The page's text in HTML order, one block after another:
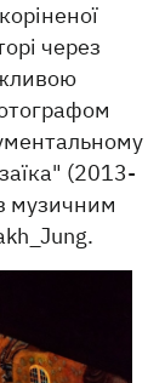
через
(2013-
музичним